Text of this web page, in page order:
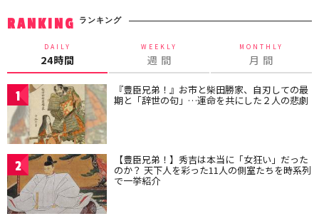
RANKING ランキング
DAILY
24時間
WEEKLY
週 間
MONTHLY
月 間
1 『豊臣兄弟！』お市と柴田勝家、自刃しての最
期と「辞世の句」…運命を共にした２人の悲劇
2 【豊臣兄弟！】秀吉は本当に「女狂い」だった
のか？ 天下人を彩った11人の側室たちを時系列
で一挙紹介